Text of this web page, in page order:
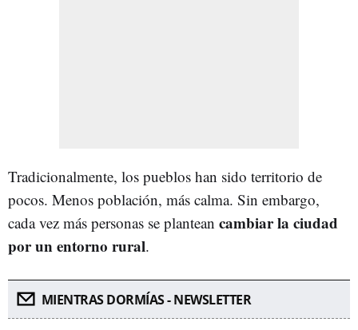
Tradicionalmente, los pueblos han sido territorio de
pocos. Menos población, más calma. Sin embargo,
cada vez más personas se plantean cambiar la ciudad
por un entorno rural.
MIENTRAS DORMÍAS - NEWSLETTER